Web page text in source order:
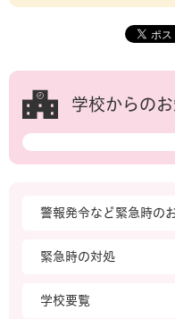
学校からの
警報発令など緊急時の
緊急時の対処
学校要覧